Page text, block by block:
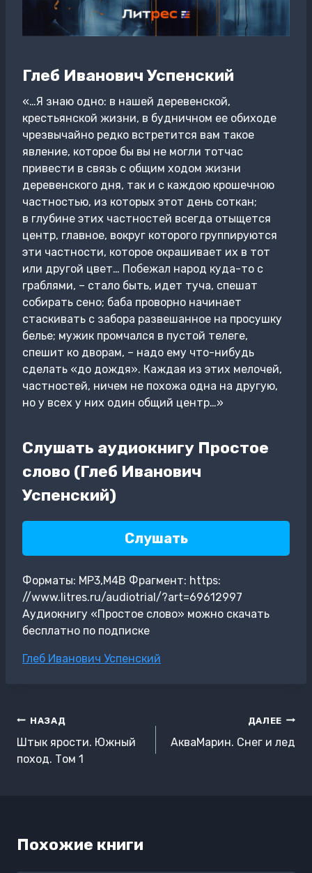
Глеб Иванович Успенский
«…Я знаю одно: в нашей деревенской,
крестьянской жизни, в будничном ее обиходе
чрезвычайно редко встретится вам такое
явление, которое бы вы не могли тотчас
привести в связь с общим ходом жизни
деревенского дня, так и с каждою крошечною
частностью, из которых этот день соткан;
в глубине этих частностей всегда отыщется
центр, главное, вокруг которого группируются
эти частности, которое окрашивает их в тот
или другой цвет… Побежал народ куда-то с
граблями, – стало быть, идет туча, спешат
собирать сено; баба проворно начинает
стаскивать с забора развешанное на просушку
белье; мужик промчался в пустой телеге,
спешит ко дворам, – надо ему что-нибудь
сделать «до дождя». Каждая из этих мелочей,
частностей, ничем не похожа одна на другую,
но у всех у них один общий центр…»
Слушать аудиокнигу Простое
слово (Глеб Иванович
Успенский)
Слушать
Форматы: MP3,M4B Фрагмент: https:
//www.litres.ru/audiotrial/?art=69612997
Аудиокнигу «Простое слово» можно скачать
бесплатно по подписке
Метки
Глеб Иванович Успенский
Навигация
по
записям
НАЗАД
Штык ярости. Южный
поход. Том 1
ДАЛЕЕ
АкваМарин. Снег и лед
Похожие книги